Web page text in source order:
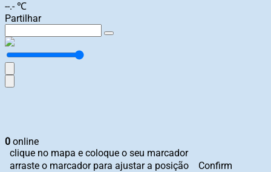
--.- ℃
Partilhar
0 online
clique no mapa e coloque o seu marcador
arraste o marcador para ajustar a posição
Confirm